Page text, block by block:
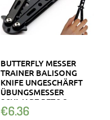
BUTTERFLY MESSER
TRAINER BALISONG
KNIFE UNGESCHÄRFT
ÜBUNGSMESSER
SCHWARZ RETOO
€6.36